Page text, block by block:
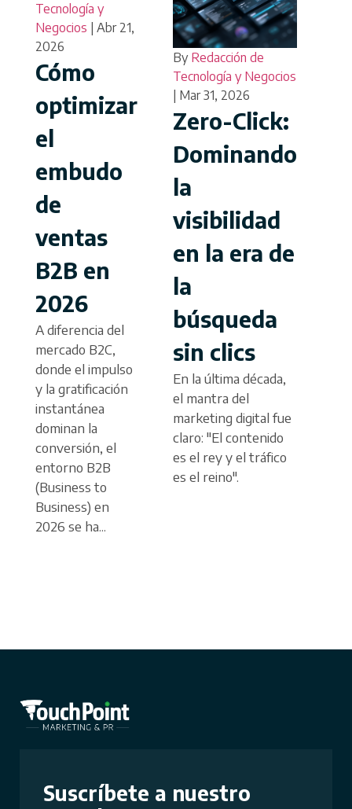
Tecnología y
Negocios
Abr 21,
2026
Cómo
optimizar
el
embudo
de
ventas
B2B en
2026
A diferencia del
mercado B2C,
donde el impulso
y la gratificación
instantánea
dominan la
conversión, el
entorno B2B
(Business to
Business) en
2026 se ha...
By Redacción de
Tecnología y Negocios
| Mar 31, 2026
Zero-Click:
Dominando
la
visibilidad
en la era de
la
búsqueda
sin clics
En la última década,
el mantra del
marketing digital fue
claro: "El contenido
es el rey y el tráfico
es el reino".
Suscríbete a nuestro